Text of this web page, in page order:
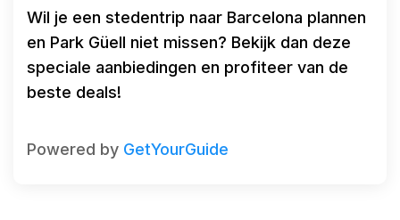
Wil je een stedentrip naar Barcelona plannen
en Park Güell niet missen? Bekijk dan deze
speciale aanbiedingen en profiteer van de
beste deals!
Powered by GetYourGuide